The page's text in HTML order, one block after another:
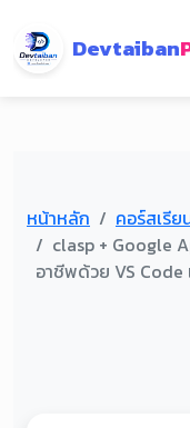
Devtaiban
หน้าหลัก
คอร์สเรีย
clasp + Google
อาชีพด้วย VS Code